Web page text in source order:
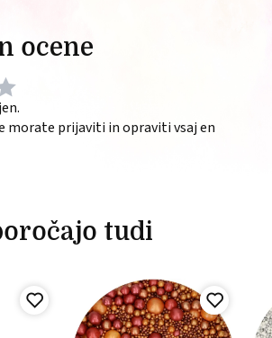
ocene
morate prijaviti in opraviti vsaj en
tudi